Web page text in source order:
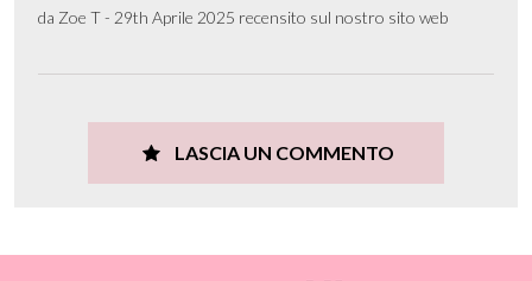
da Zoe T - 29th Aprile 2025 recensito sul nostro sito web
LASCIA UN COMMENTO